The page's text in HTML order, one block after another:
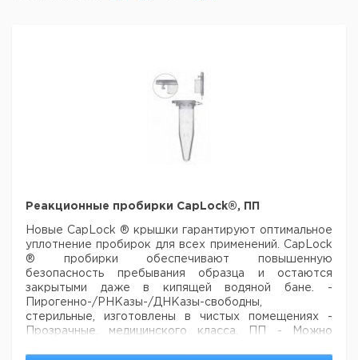
Реакционные пробирки CapLock®, ПП
Новые CapLock ® крышки гарантируют оптимальное
уплотнение пробирок для всех применений. CapLock
® пробирки обеспечивают повышенную
безопасность пребывания образца и остаются
закрытыми даже в кипящей водяной бане.
-
Пирогенно-/РНКазы-/ДНКазы-свободны,
стерильные, изготовлены в чистых помещениях -
Прозрачные, медицинского класса, ПП - Можно